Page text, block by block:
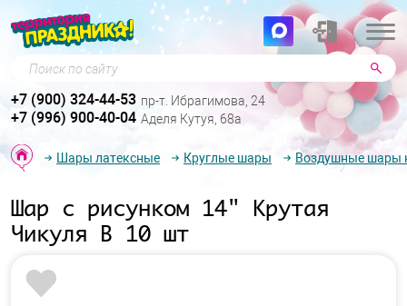
Поиск по сайту
+7 (900) 324-44-53 пр-т. Ибрагимова, 24
+7 (996) 900-40-04 Аделя Кутуя, 68а
Шары латексные Круглые шары Воздушные шары
Шар с рисунком 14" Крутая
Чикуля B 10 шт